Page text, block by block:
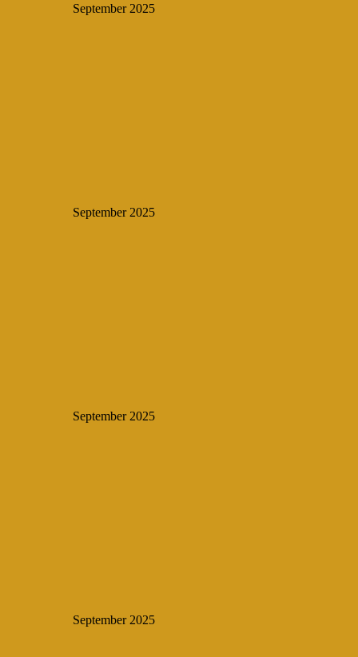
September 2025
September 2025
September 2025
September 2025